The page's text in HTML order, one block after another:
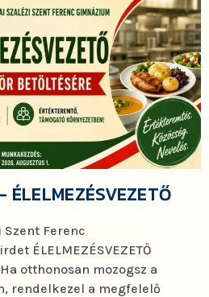
ÉLELMEZÉSVEZETŐ
Szent Ferenc
ÉLELMEZÉSVEZETŐ
otthonosan mozogsz a
rendelkezel a megfelelő